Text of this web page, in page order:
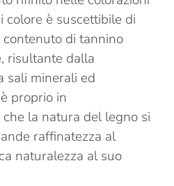
colore è suscettibile di
di tannino
risultante dalla
sali minerali ed
proprio in
la natura del legno si
raffinatezza al
naturalezza al suo